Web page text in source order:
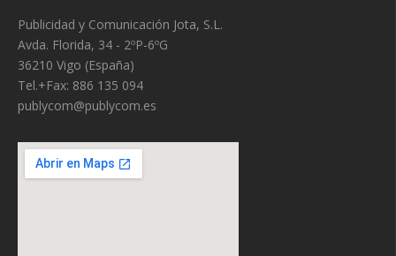
Publicidad y Comunicación Jota, S.L.
Avda. Florida, 34 - 2ºP-6ºG
36210 Vigo (España)
Tel.+Fax: 886 135 094
publycom@publycom.es